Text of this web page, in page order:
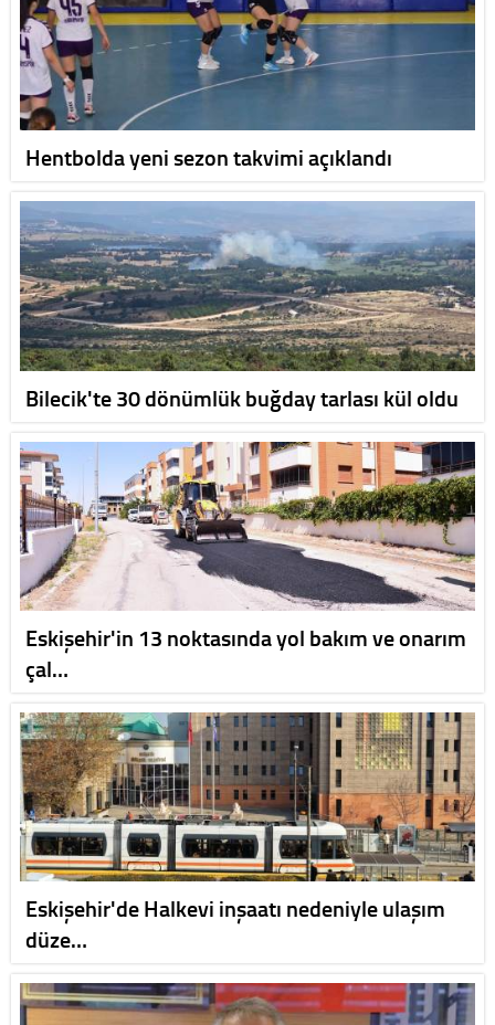
Hentbolda yeni sezon takvimi açıklandı
Bilecik'te 30 dönümlük buğday tarlası kül oldu
Eskişehir'in 13 noktasında yol bakım ve onarım
çal…
Eskişehir'de Halkevi inşaatı nedeniyle ulaşım
düze…